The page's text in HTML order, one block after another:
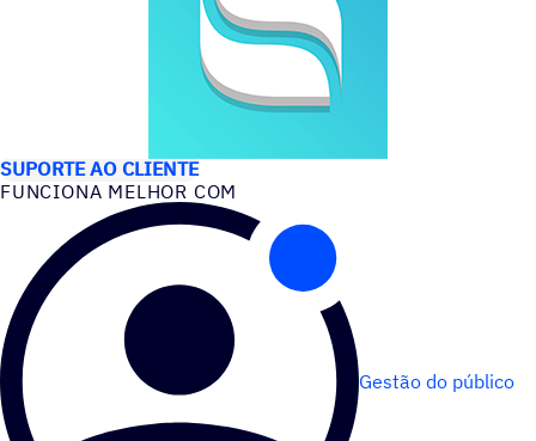
SUPORTE AO CLIENTE
FUNCIONA MELHOR COM
Gestão do público